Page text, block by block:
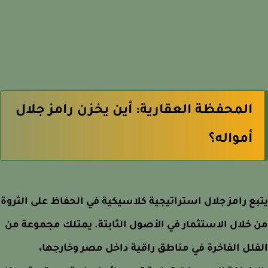
المحفظة العقارية: أين يخزن رامز جلال
أمواله؟
رامز جلال استراتيجية كلاسيكية في الحفاظ على الثروة
خلال الاستثمار في الأصول الثابتة. يمتلك مجموعة من
الفاخرة في مناطق راقية داخل مصر وخارجها،